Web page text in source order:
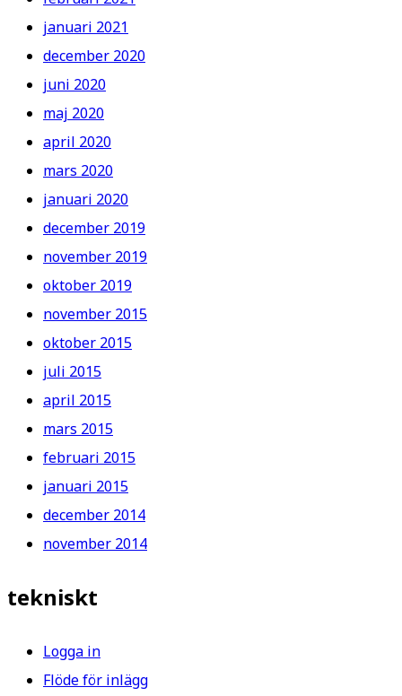
januari 2021
december 2020
juni 2020
maj 2020
april 2020
mars 2020
januari 2020
december 2019
november 2019
oktober 2019
november 2015
oktober 2015
juli 2015
april 2015
mars 2015
februari 2015
januari 2015
december 2014
november 2014
tekniskt
Logga in
Flöde för inlägg